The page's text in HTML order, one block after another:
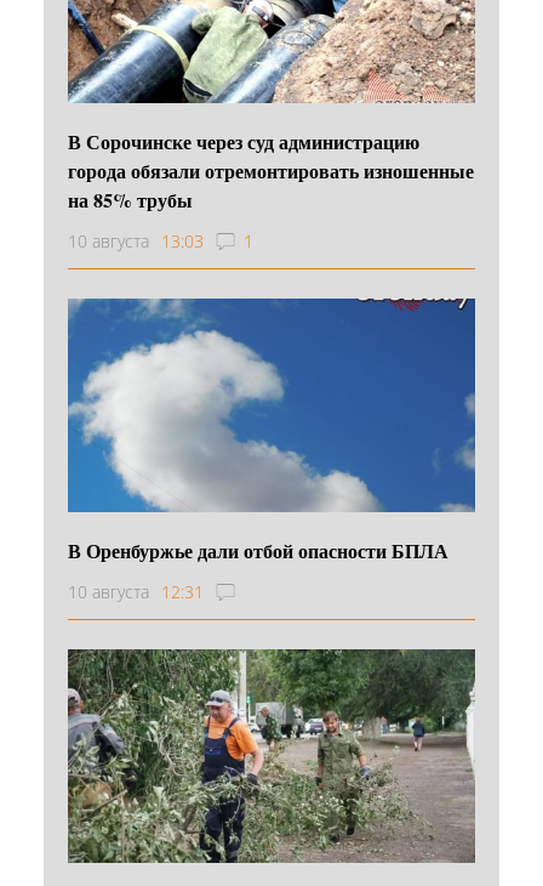
В Сорочинске через суд администрацию
города обязали отремонтировать изношенные
на 85% трубы
10 августа 13:03 1
В Оренбуржье дали отбой опасности БПЛА
10 августа 12:31